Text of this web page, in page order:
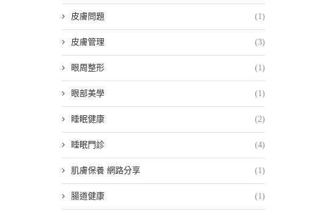
皮膚問題 (1)
皮膚管理 (3)
眼周整形 (1)
眼部美學 (1)
睡眠健康 (2)
睡眠門診 (4)
肌膚保養 網路分享 (1)
腸道健康 (1)